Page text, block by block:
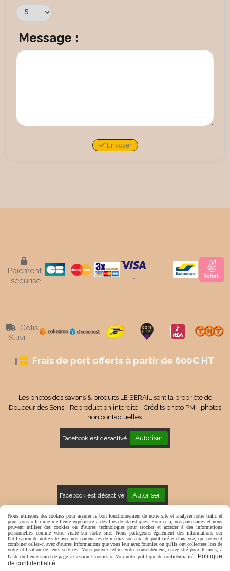
Message :
Envoyer

Paiement
sécurisé

Colis
Suivi
 Frais de port offerts à partir de 600€ HT
Les photos des savons & produits LE SERAIL sont la propriété de
Douceur des Sens - Reproduction interdite - Crédits photo PM - photos
non contactuelles.
Facebook est désactivé. Autoriser
Facebook est désactivé. Autoriser
Mentions Légales Conditions générales de vente
Politique de confidentialité Gestion cookies Mon Compte
Nous utilisons des cookies pour assurer le bon fonctionnement de notre site et analyser notre trafic et
pour vous offrir une meilleure expérience à des fins de statistiques. Pour cela, nos partenaires et nous
peuvent utiliser des cookies ou d'autres technologies pour stocker et accéder à des informations
personnelles comme votre visite sur notre site. Nous partageons également des informations sur
l'utilisation de notre site avec nos partenaires de médias sociaux, de publicité et d'analyse, qui peuvent
combiner celles-ci avec d'autres informations que vous leur avez fournies ou qu'ils ont collectées lors de
votre utilisation de leurs services. Vous pouvez retirer votre consentement, enregistré pour 6 mois, à
l'aide du lien en pied de page « Gestion Cookies ». Voir notre politique de confidentialité : Politique
de confidentialité